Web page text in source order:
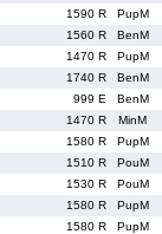
1590 R
PupM
1560 R
BenM
1470 R
PupM
1740 R
BenM
999 E
BenM
1470 R
MinM
1580 R
PupM
1510 R
PouM
1530 R
PouM
1580 R
PupM
1580 R
PupM